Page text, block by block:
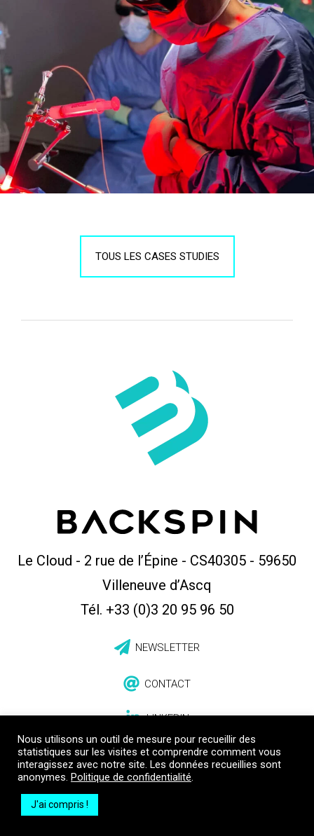
TOUS LES CASES STUDIES
Le Cloud - 2 rue de l’Épine - CS40305 - 59650
Villeneuve d’Ascq
Tél. +33 (0)3 20 95 96 50
NEWSLETTER
CONTACT
LINKEDIN
Mentions légales
Nous utilisons un outil de mesure pour recueillir des
statistiques sur les visites et comprendre comment vous
interagissez avec notre site. Les données recueillies sont
anonymes. Politique de confidentialité.
J'ai compris !